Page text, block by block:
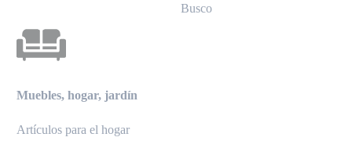
Busco
Muebles, hogar, jardín
Artículos para el hogar